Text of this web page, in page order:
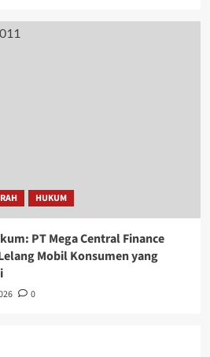
HUKUM
PT Mega Central Finance
Mobil Konsumen yang
0